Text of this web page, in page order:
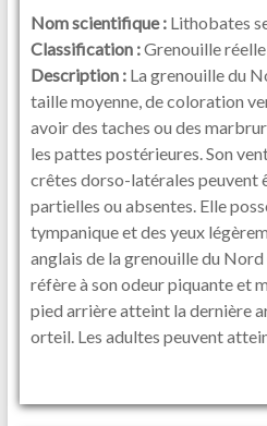
Nom scientifique :Lithobates
Classification :Grenouille réelle
Description :La grenouille du
taille moyenne, de coloration
avoir des taches ou des
les pattes postérieures. Son
crêtes dorso-latérales peuvent
partielles ou absentes. Elle
tympanique et des yeux
anglais de la grenouille du
réfère à son odeur piquante et
pied arrière atteint la dernière
orteil. Les adultes peuvent